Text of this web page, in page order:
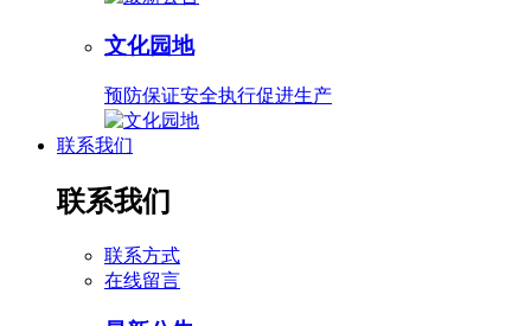
文化园地
预防保证安全执行促进生产
联系我们
联系我们
联系方式
在线留言